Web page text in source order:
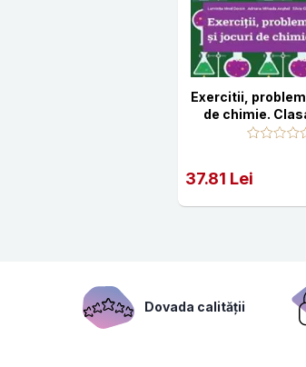
Exercitii,
de chimie.
37.81 Lei
Dovada calității